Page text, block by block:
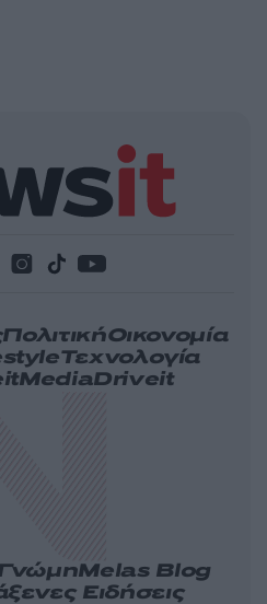
ΠολιτικήΟικονομία
Τεχνολογία
MediaDriveit
Melas Blog
Ειδήσεις